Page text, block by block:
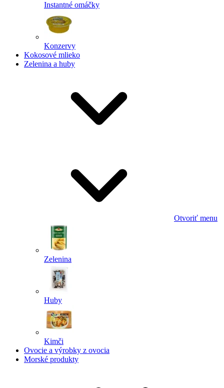
Instantné omáčky
Konzervy
Kokosové mlieko
Zelenina a huby
Otvoriť menu
Zelenina
Huby
Kimči
Ovocie a výrobky z ovocia
Morské produkty